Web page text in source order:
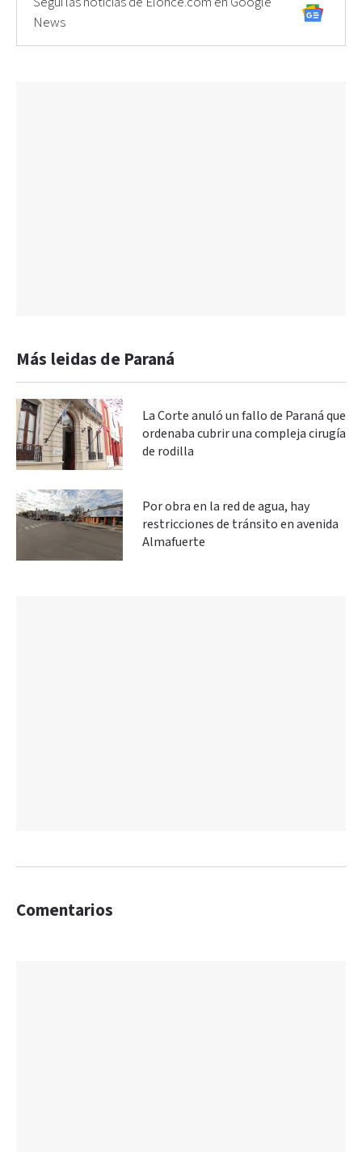
News
Más leidas de Paraná
La Corte anuló un fallo de Paraná que
ordenaba cubrir una compleja cirugía
de rodilla
Por obra en la red de agua, hay
restricciones de tránsito en avenida
Almafuerte
Comentarios